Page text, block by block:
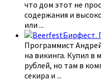
что дом этот не
содержания и
или ...
Бирфест.
Программист
на викинга. Купил в
рублей, но там в
секира и ...